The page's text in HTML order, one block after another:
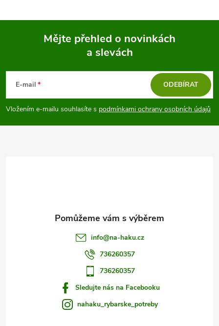
p
a
Mějte přehled o novinkách
a slevách
E-mail
Vložením e-mailu souhlasíte s podmínkami ochrany osobních údajů
ODEBÍRAT
info@na-haku.cz
736260357
736260357
Sledujte nás na Facebooku
nahaku_rybarske_potreby